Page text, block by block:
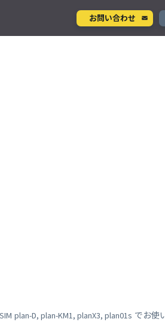
お問い合わせ
多要素認証サービス
ジ
plan-D, plan-KM1, planX3, plan01s でお使